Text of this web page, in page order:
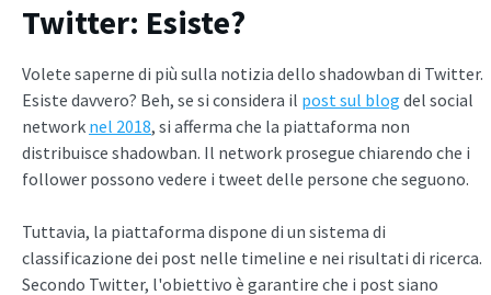
Twitter: Esiste?
Volete saperne di più sulla notizia dello shadowban di Twitter.
Esiste davvero? Beh, se si considera il post sul blog del social
network nel 2018, si afferma che la piattaforma non
distribuisce shadowban. Il network prosegue chiarendo che i
follower possono vedere i tweet delle persone che seguono.
Tuttavia, la piattaforma dispone di un sistema di
classificazione dei post nelle timeline e nei risultati di ricerca.
Secondo Twitter, l'obiettivo è garantire che i post siano